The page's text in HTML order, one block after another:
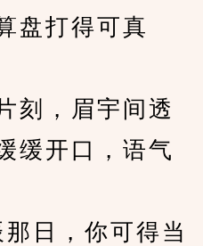
盘打得可真
，眉宇间透
缓开口，语气
日，你可得当